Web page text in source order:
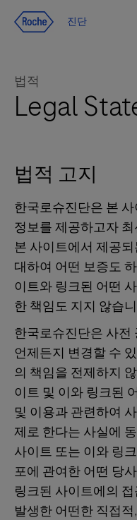
진단
법적
Legal
법적 고지
한국로슈진단은 본
정보를 제공하고자
본 사이트에서 제공
대하여 어떤 보증도
이트와 링크된 어떤
한 책임도 지지 않습
한국로슈진단은 사전
언제든지 변경할 수
의 책임을 전제하지
이트 및 이와 링크된
및 이용과 관련하여
제로 한다는 사실에
사이트 또는 이와 링
포에 관여한 어떤 당
링크된 사이트에의
발생한 어떤한 직접